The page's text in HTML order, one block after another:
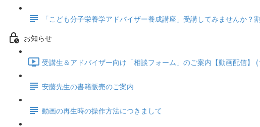
「こども分子栄養学アドバイザー養成講座」受講してみませんか？
お知らせ
受講生＆アドバイザー向け「相談フォーム」のご案内【動画配信】
安藤先生の書籍販売のご案内
動画の再生時の操作方法につきまして